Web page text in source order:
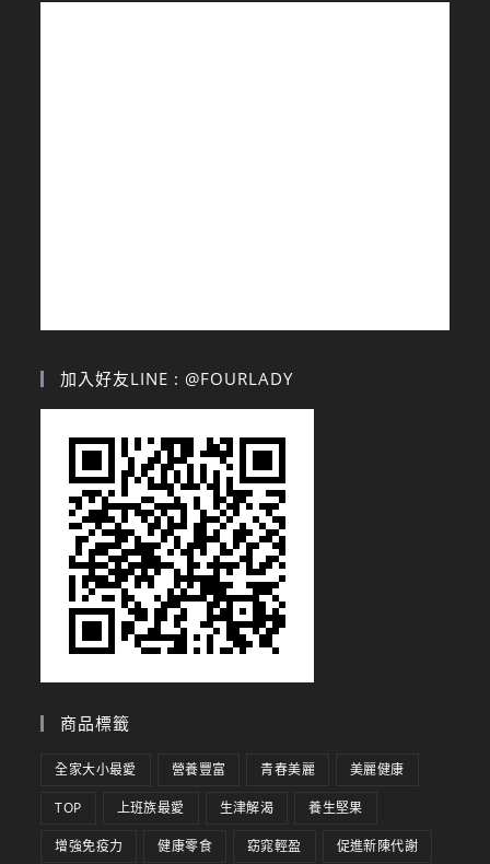
加入好友LINE : @FOURLADY
商品標籤
全家大小最愛 營養豐富 青春美麗 美麗健康
TOP 上班族最愛 生津解渴 養生堅果
增強免疫力 健康零食 窈窕輕盈 促進新陳代謝